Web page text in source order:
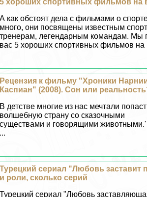
А как обстоят дела с фильмами о
много, они посвящены известным
тренерам, легендарным комaндам. Мы
вас 5 хороших спортивных фильмов на
Рецензия к фильму "Хроники
Каспиан" (2008). Сон или
В детстве многие из нас мечтали
волшебную страну со сказочными
существами и говорящими животными.'
...
Турецкий сериал "Любовь заставит
и роли, сколько серий
Турецкий сериал "Любовь